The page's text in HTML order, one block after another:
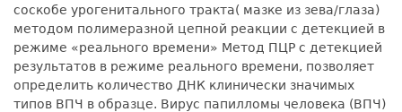
соскобе урогенитального тракта( мазке из зева/глаза)
методом полимеразной цепной реакции с детекцией в
режиме «реального времени» Метод ПЦР с детекцией
результатов в режиме реального времени, позволяет
определить количество ДНК клинически значимых
типов ВПЧ в образце. Вирус папилломы человека (ВПЧ)